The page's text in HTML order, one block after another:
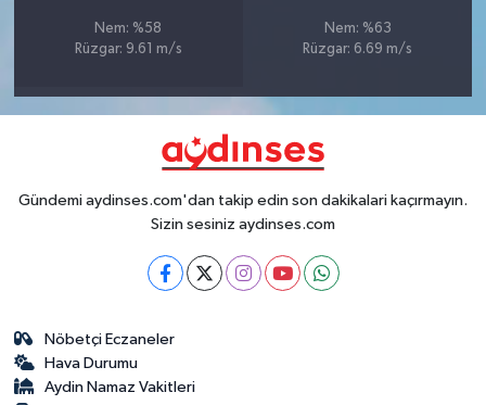
Nem: %58
Rüzgar: 9.61 m/s
Nem: %63
Rüzgar: 6.69 m/s
Gündemi aydinses.com'dan takip edin son dakikalari kaçırmayın.
Sizin sesiniz aydinses.com
Nöbetçi Eczaneler
Hava Durumu
Aydin Namaz Vakitleri